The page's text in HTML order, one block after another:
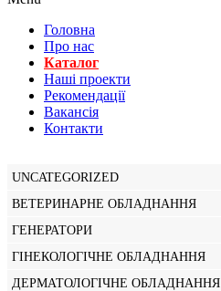
Головна
Про нас
Каталог
Нашi проекти
Рекомендації
Вакансiя
Контакти
UNCATEGORIZED
ВЕТЕРИНАРНЕ ОБЛАДНАННЯ
ГЕНЕРАТОРИ
ГІНЕКОЛОГІЧНЕ ОБЛАДНАННЯ
ДЕРМАТОЛОГІЧНЕ ОБЛАДНАННЯ